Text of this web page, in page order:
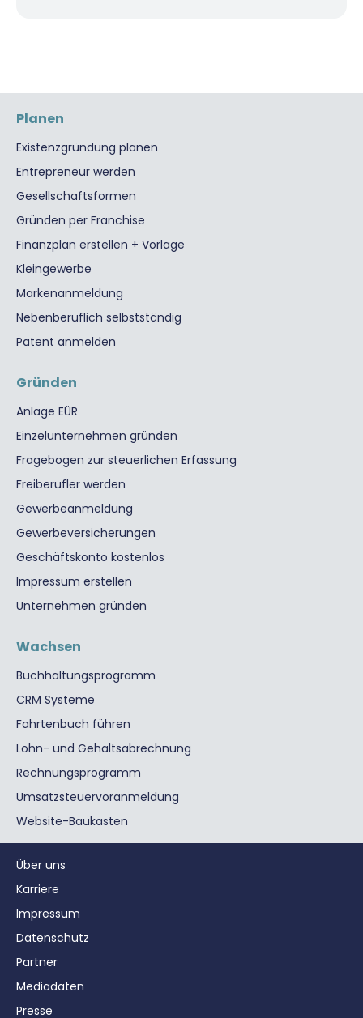
Planen
Existenzgründung planen
Entrepreneur werden
Gesellschaftsformen
Gründen per Franchise
Finanzplan erstellen + Vorlage
Kleingewerbe
Markenanmeldung
Nebenberuflich selbstständig
Patent anmelden
Gründen
Anlage EÜR
Einzelunternehmen gründen
Fragebogen zur steuerlichen Erfassung
Freiberufler werden
Gewerbeanmeldung
Gewerbeversicherungen
Geschäftskonto kostenlos
Impressum erstellen
Unternehmen gründen
Wachsen
Buchhaltungsprogramm
CRM Systeme
Fahrtenbuch führen
Lohn- und Gehaltsabrechnung
Rechnungsprogramm
Umsatzsteuervoranmeldung
Website-Baukasten
Über uns
Karriere
Impressum
Datenschutz
Partner
Mediadaten
Presse